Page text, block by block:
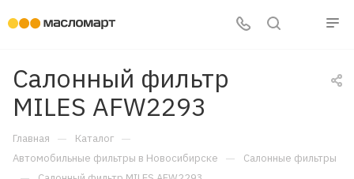
Салонный фильтр
MILES AFW2293
Главная — Каталог —
Автомобильные фильтры в Новосибирске — Салонные фильтры